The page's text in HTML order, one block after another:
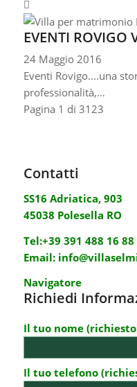
EVENTI ROVIGO
24 Maggio 2016
Eventi Rovigo....una
professionalità,…
Pagina 1 di 3123
Contatti
SS16 Adriatica, 903
45038 Polesella RO
Tel:+39 391 488 16 88
Email:
Navigatore
Richiedi
Il tuo nome
Il tuo telefono